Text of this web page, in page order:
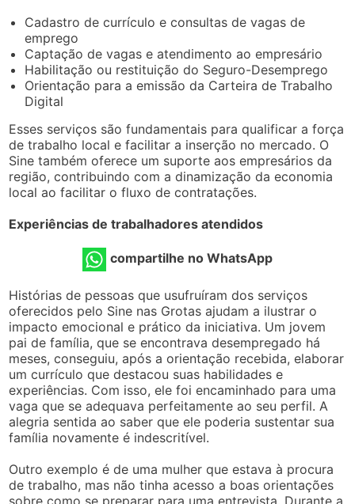
Cadastro de currículo e consultas de vagas de
emprego
Captação de vagas e atendimento ao empresário
Habilitação ou restituição do Seguro-Desemprego
Orientação para a emissão da Carteira de Trabalho
Digital
Esses serviços são fundamentais para qualificar a força
de trabalho local e facilitar a inserção no mercado. O
Sine também oferece um suporte aos empresários da
região, contribuindo com a dinamização da economia
local ao facilitar o fluxo de contratações.
Experiências de trabalhadores atendidos
compartilhe no WhatsApp
Histórias de pessoas que usufruíram dos serviços
oferecidos pelo Sine nas Grotas ajudam a ilustrar o
impacto emocional e prático da iniciativa. Um jovem
pai de família, que se encontrava desempregado há
meses, conseguiu, após a orientação recebida, elaborar
um currículo que destacou suas habilidades e
experiências. Com isso, ele foi encaminhado para uma
vaga que se adequava perfeitamente ao seu perfil. A
alegria sentida ao saber que ele poderia sustentar sua
família novamente é indescritível.
Outro exemplo é de uma mulher que estava à procura
de trabalho, mas não tinha acesso a boas orientações
sobre como se preparar para uma entrevista. Durante a